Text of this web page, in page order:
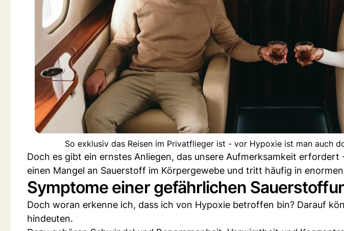
So exklusiv das Reisen im Privatflieger ist - vor Hypoxie ist man auch
Doch es gibt ein ernstes Anliegen, das unsere Aufmerksamkeit
einen Mangel an Sauerstoff im Körpergewebe und tritt häufig in
Symptome einer gefährlichen
Doch woran erkenne ich, dass ich von Hypoxie betroffen bin? Darauf
hindeuten.